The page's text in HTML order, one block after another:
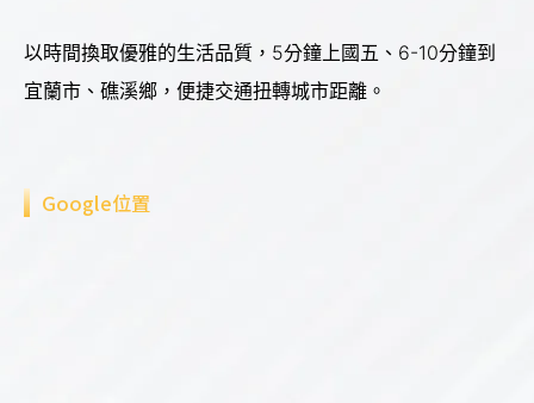
以時間換取優雅的生活品質，5分鐘上國五、6-10分鐘到
宜蘭市、礁溪鄉，便捷交通扭轉城市距離。
Google位置